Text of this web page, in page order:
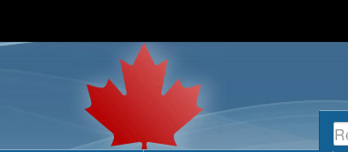
au
contenu
principal
à
«
propos
à
la
version
simplifiée